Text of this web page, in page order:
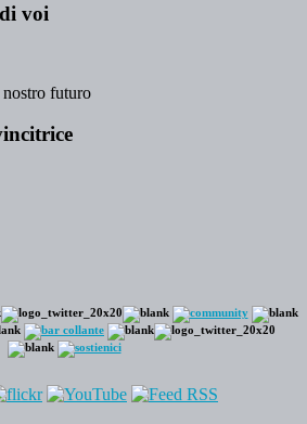
voi
futuro